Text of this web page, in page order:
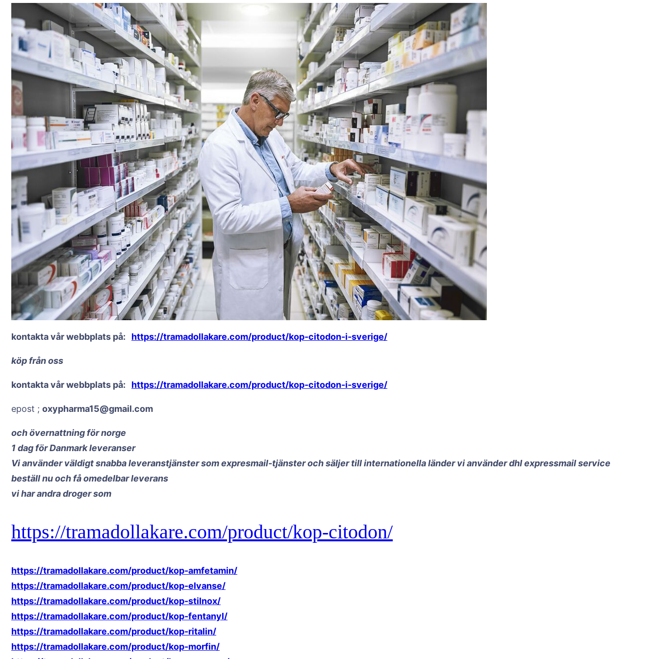
kontakta vår webbplats på: https://tramadollakare.com/product/kop-citodon-i-sverige/
köp från oss
kontakta vår webbplats på: https://tramadollakare.com/product/kop-citodon-i-sverige/
epost ; oxypharma15@gmail.com
och övernattning för norge
1 dag för Danmark leveranser
Vi använder väldigt snabba leveranstjänster som expresmail-tjänster och säljer till internationella länder vi använder dhl expressmail service
beställ nu och få omedelbar leverans
vi har andra droger som
https://tramadollakare.com/product/kop-citodon/
https://tramadollakare.com/product/kop-amfetamin/
https://tramadollakare.com/product/kop-elvanse/
https://tramadollakare.com/product/kop-stilnox/
https://tramadollakare.com/product/kop-fentanyl/
https://tramadollakare.com/product/kop-ritalin/
https://tramadollakare.com/product/kop-morfin/